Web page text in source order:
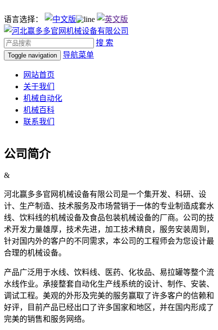
语言选择：
搜 索
Toggle navigation 导航菜单
网站首页
关于我们
机械自动化
机械百科
联系我们
公司简介
&
河北赢多多官网机械设备有限公司是一个集开发、科研、设
计、生产制造、技术服务及市场营销于一体的专业制造成套水
线、饮料线的机械设备及食品包装机械设备的厂商。公司的技
术开发力量雄厚，技术先进，加工技术精良，服务安装周到，
针对国内外的客户的不同需求，本公司的工程师会为您设计最
合理的机械设备。
产品广泛用于水线、饮料线、医药、化妆品、易拉罐等整个流
水线作业。承接整套自动化生产线系统的设计、制作、安装、
调试工程。美观的外形及完美的服务赢取了许多客户的信赖和
好评，目前产品已经出口了许多国家和地区，并在国内形成了
完美的销售和服务网络。